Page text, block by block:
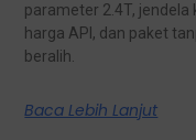
parameter 2.4T, jendela
harga API, dan paket
beralih.
Baca Lebih Lanjut